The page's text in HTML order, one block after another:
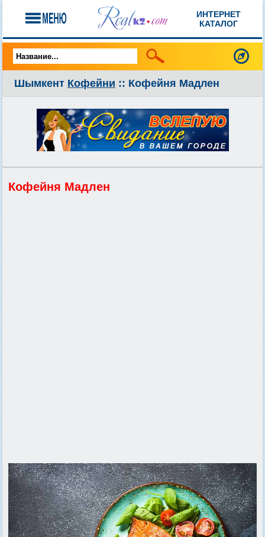
ИНТЕРНЕТ
КАТАЛОГ
Шымкент Кофейни :: Кофейня Мадлен
Кофейня Мадлен